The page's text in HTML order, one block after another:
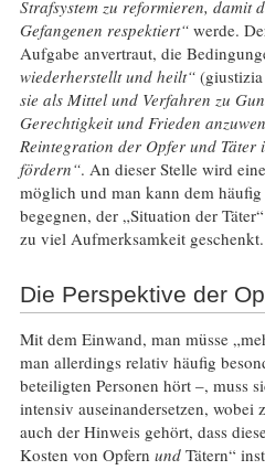
Strafsystem zu reformieren, damit
Gefangenen respektiert“werde.
Aufgabe anvertraut, die
wiederherstellt und heilt“(giustizia
sie als Mittel und Verfahren zu
Gerechtigkeit und Frieden
Reintegration der Opfer und Täter
fördern“. An dieser Stelle wird
möglich und man kann dem
begegnen, der „Situation der
zu viel Aufmerksamkeit geschenkt.
Die Perspektive der
Mit dem Einwand, man müsse
man allerdings relativ häufig
beteiligten Personen hört –, muss
intensiv auseinandersetzen, wobei
auch der Hinweis gehört, dass
Kosten von Opfern undTätern“